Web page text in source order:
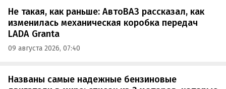
Не такая, как раньше: АвтоВАЗ рассказал, как
изменилась механическая коробка передач
LADA Granta
09 августа 2026, 07:40
Названы самые надежные бензиновые